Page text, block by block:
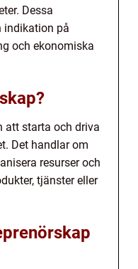
Dessa
indikation på
och ekonomiska
att starta och driva
Det handlar om
resurser och
tjänster eller